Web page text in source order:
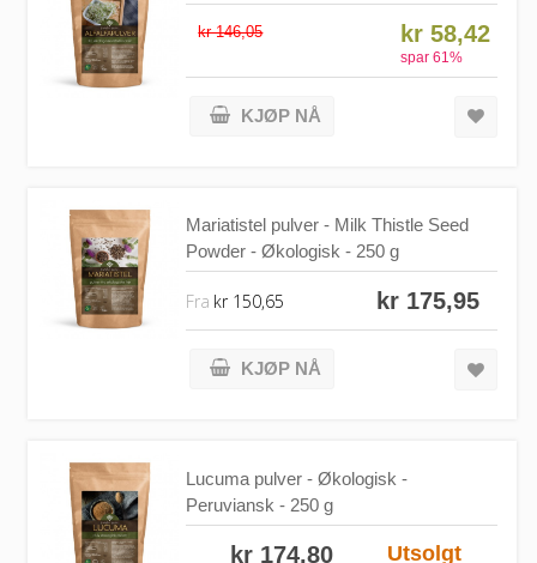
kr 146,05 kr 58,42
spar61%
KJØP NÅ
Mariatistel pulver - Milk Thistle Seed
Powder - Økologisk - 250 g
kr 175,95
Fra kr 150,65
KJØP NÅ
Lucuma pulver - Økologisk -
Peruviansk - 250 g
Utsolgt
kr 174,80